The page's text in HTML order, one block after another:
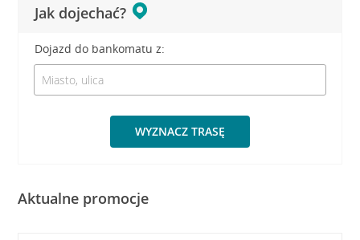
Jak dojechać?
Dojazd do bankomatu z:
WYZNACZ TRASĘ
Aktualne promocje